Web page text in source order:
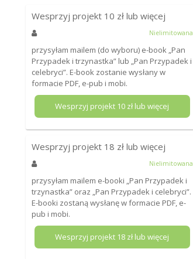
Wesprzyj projekt 10 zł lub więcej
Nielimitowana
przysyłam mailem (do wyboru) e-book „Pan
Przypadek i trzynastka” lub „Pan Przypadek i
celebryci”. E-book zostanie wysłany w
formacie PDF, e-pub i mobi.
Wesprzyj projekt 10 zł lub więcej
Wesprzyj projekt 18 zł lub więcej
Nielimitowana
przysyłam mailem e-booki „Pan Przypadek i
trzynastka” oraz „Pan Przypadek i celebryci”.
E-booki zostaną wysłanę w formacie PDF, e-
pub i mobi.
Wesprzyj projekt 18 zł lub więcej